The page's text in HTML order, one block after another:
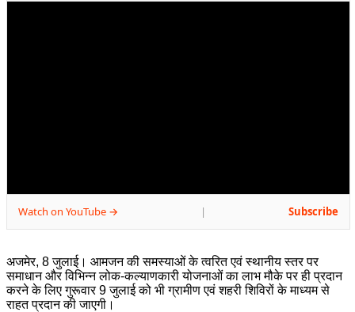
Watch on YouTube → | Subscribe
अजमेर, 8 जुलाई। आमजन की समस्याओं के त्वरित एवं स्थानीय स्तर पर
समाधान और विभिन्न लोक-कल्याणकारी योजनाओं का लाभ मौके पर ही प्रदान
करने के लिए गुरूवार 9 जुलाई को भी ग्रामीण एवं शहरी शिविरों के माध्यम से
राहत प्रदान की जाएगी।